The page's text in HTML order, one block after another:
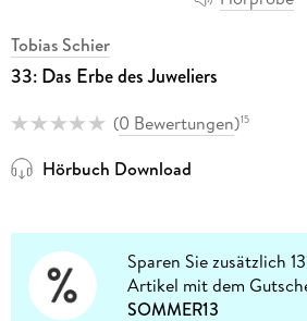
Tobias Schier
33: Das Erbe des Juweliers
(0 Bewertungen)15
Hörbuch Download
Sparen Sie zusätzlich
Artikel mit dem
SOMMER13